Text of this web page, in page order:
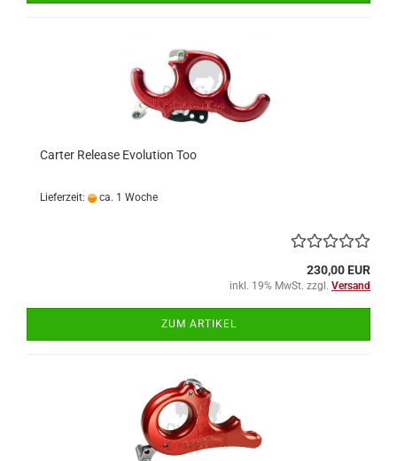
Carter Release Evolution Too
Lieferzeit: ca. 1 Woche
230,00 EUR
inkl. 19% MwSt. zzgl. Versand
ZUM ARTIKEL